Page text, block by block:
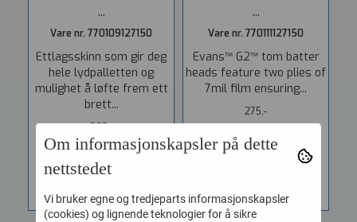
...
Vare nr. 770109127150
Ettlagsskinn som gir deg
hele lydpalletten og
mulighet å løfte frem ett
brett...
265,-
KJØP
...
Vare nr. 770111127150
Evans™ G2™ tom batter
heads feature two plies of
7mil film ensuring...
275,-
Om informasjonskapsler på dette
nettstedet
Vi bruker egne og tredjeparts informasjonskapsler
(cookies) og lignende teknologier for å sikre